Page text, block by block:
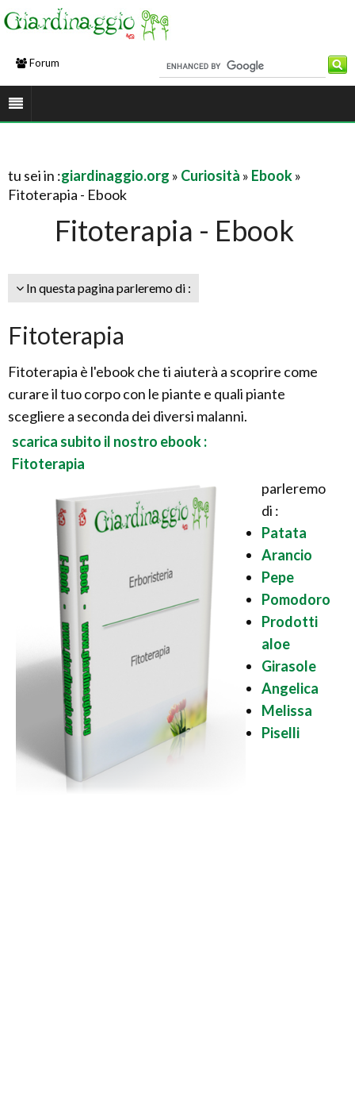
Forum
tu sei in :giardinaggio.org » Curiosità » Ebook»
Fitoterapia - Ebook
Fitoterapia - Ebook
In questa pagina parleremo di :
Fitoterapia
Fitoterapia è l'ebook che ti aiuterà a scoprire come
curare il tuo corpo con le piante e quali piante
scegliere a seconda dei diversi malanni.
scarica subito il nostro ebook :
Fitoterapia
parleremo
di :
Patata
Arancio
Pepe
Pomodoro
Prodotti
aloe
Girasole
Angelica
Melissa
Piselli